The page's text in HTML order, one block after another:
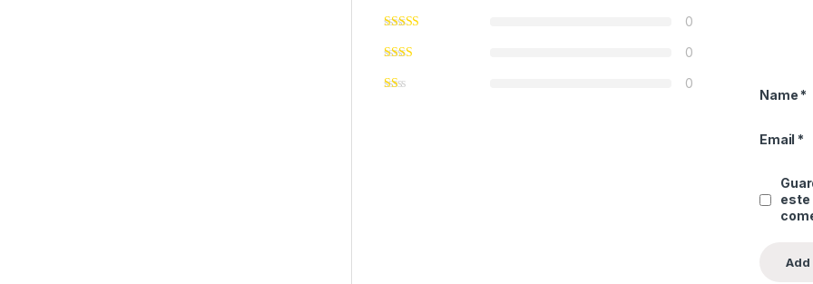
0
0
0
Name *
Email *
este